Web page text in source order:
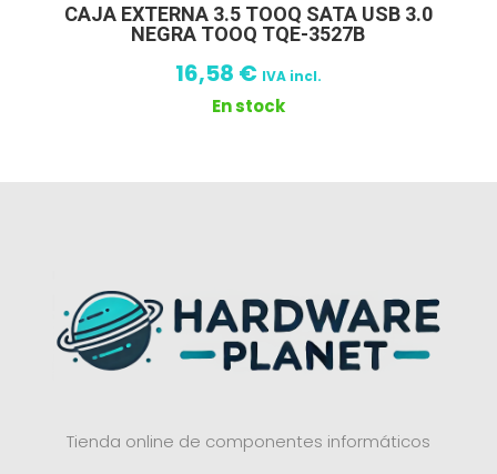
CAJA EXTERNA 3.5 TOOQ SATA USB 3.0
NEGRA TOOQ TQE-3527B
16,58 € IVA incl.
En stock
Tienda online de componentes informáticos